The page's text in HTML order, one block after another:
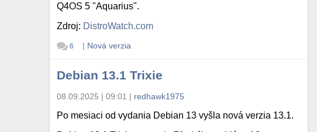
Q4OS 5 "Aquarius".
Zdroj: DistroWatch.com
6 | Nová verzia
Debian 13.1 Trixie
08.09.2025 | 09:01 | redhawk1975
Po mesiaci od vydania Debian 13 vyšla nová verzia 13.1.